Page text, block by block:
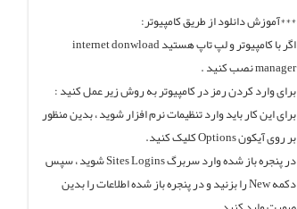
***آموزش دانلود از طریق کامپیوتر:
اگر با کامپیوتر و لپ تاپ هستید internet donwload
manager نصب کنید .
برای وارد کردن رمز در کامپیوتر به روش زیر عمل کنید :
برای این کار باید وارد تنظیمات نرم افزار شوید ، بدین منظور
بر روی آیکون Options کلیک کنید.
در پنجره باز شده وارد سربرگ Sites Logins شوید ، سپس
دکمه New را بزنید و در پنجره باز شده اطلاعات را بدین